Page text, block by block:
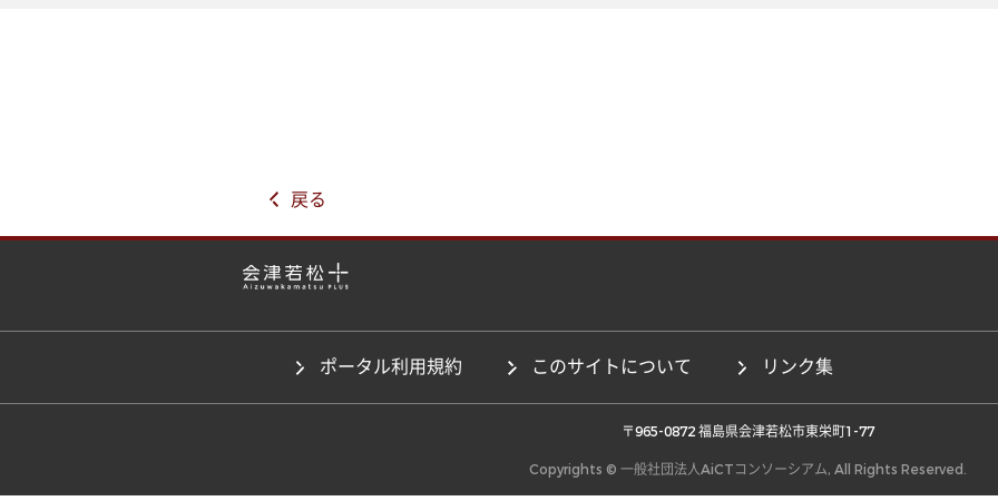
戻る
ポータル利用規約 このサイトについて リンク集
〒965-0872 福島県会津若松市東栄町1-77
Copyrights © 一般社団法人AiCTコンソーシアム, All Rights Reserved.